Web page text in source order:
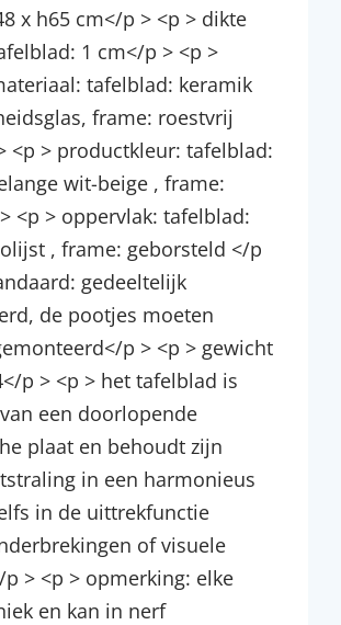
x h65 cm</p > <p > dikte
1 cm</p > <p >
tafelblad: keramik
frame: roestvrij
<p > productkleur: tafelblad:
wit-beige , frame:
<p > oppervlak: tafelblad:
, frame: geborsteld </p
gedeeltelijk
de pootjes moeten
p > <p > gewicht
p > <p > het tafelblad is
een doorlopende
plaat en behoudt zijn
in een harmonieus
in de uittrekfunctie
of visuele
p > <p > opmerking: elke
en kan in nerf